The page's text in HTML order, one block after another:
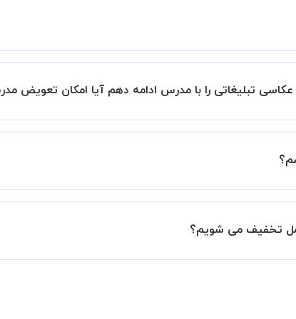
دهید" و یا "تماس با پشتیبانی" درخواست خود را
از طرف شما، همکاران بخش پشتیبانی استادبانک با شما
تبلیغاتی را با مدرس ادامه دهم آیا امکان تعویض
دیگری کلاس را ادامه دهید.
داشته باشید که مدرس مشخص کند ابتدا باید جلسه اول
تخفیف می شویم؟